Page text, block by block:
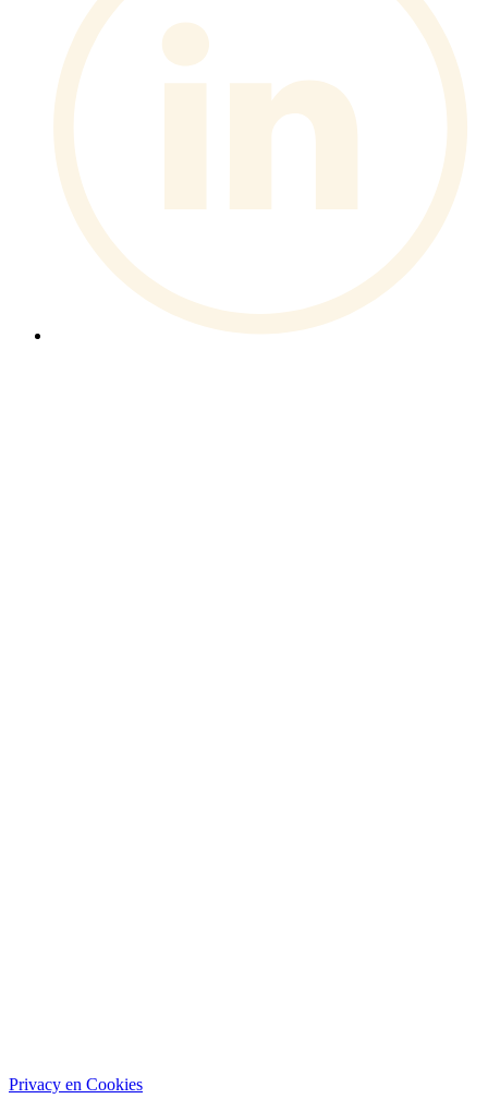
Privacy en Cookies